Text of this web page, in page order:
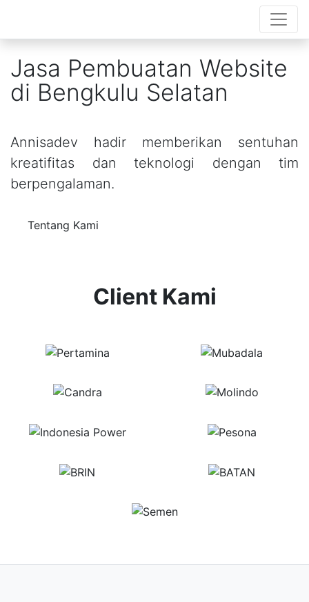
Jasa Pembuatan Website
di Bengkulu Selatan
Annisadev hadir memberikan sentuhan
kreatifitas dan teknologi dengan tim
berpengalaman.
Tentang Kami
Client Kami